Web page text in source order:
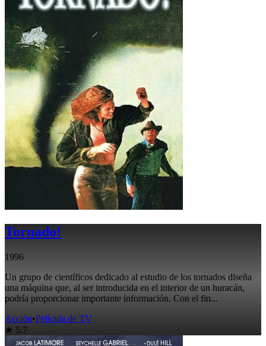
Tornado!
1996
Un grupo de científicos dedicado al estudio de los tornados diseña
una máquina que, al ser introducida en el interior de un huracán,
podría proporcionar importante información. Con el fin...
Acción•Película de TV
★ 5.7